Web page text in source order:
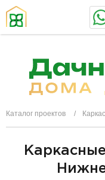
Каталог проектов